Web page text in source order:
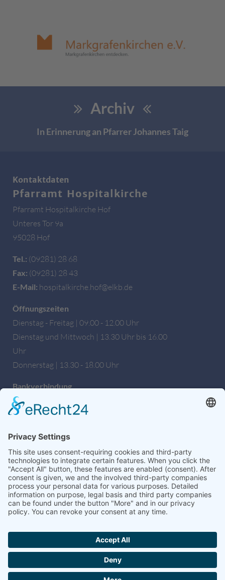
Archiv
In Erinnerung an Pfarrer Johannes Taig
Kontaktdaten
Pfarramt Hospitalkirche
Pfarramt Hospitalkirche Hof
Unteres Tor 9a
95028 Hof
Tel.: (09281) 28 68
Fax: (09281) 28 43
E-Mail: hospitalkirche.hof@elkb.de
Öffnungszeiten
Dienstag - Freitag | 09.00 - 12.00 Uhr
Dienstag und Mittwoch | 13.30 Uhr bis 16.00
Uhr
Donnerstag | 13.30 - 18.00 Uhr
Bankverbindung
Sparkasse Hochfranken
IBAN: DE27 7805 0000 0222 1672 56
Wir sind auch auf Facebook!
Hochschulseelsorge
Dekanat Hof
Wikipedia
Google Maps Formulare